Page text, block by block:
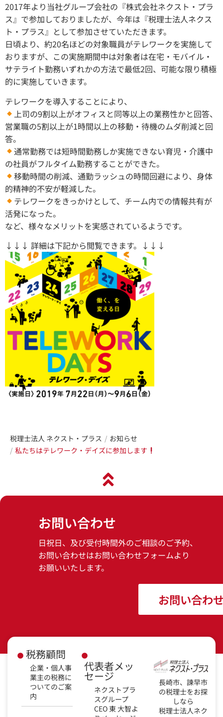
2017年より当社グループ会社の『株式会社ネクスト・プラ
ス』で参加しておりましたが、今年は『税理士法人ネクス
ト・プラス』として参加させていただきます。
日頃より、約20名ほどの対象職員がテレワークを実施して
おりますが、この実施期間中は対象者は在宅・モバイル・
サテライト勤務いずれかの方法で最低2回、可能な限り積極
的に実施していきます。
テレワークを導入することにより、
上司の9割以上がオフィスと同等以上の業務性かと回答、
営業職の5割以上が1時間以上の移動・待機のムダ削減と回
答。
通常勤務では短時間勤務しか実施できない育児・介護中
の社員がフルタイム勤務することができた。
移動時間の削減、通勤ラッシュの時間回避により、身体
的精神的不安が軽減した。
テレワークをきっかけとして、チーム内での情報共有が
活発になった。
など、様々なメリットを実感されているようです。
↓↓↓ 詳細は下記から閲覧できます。↓↓↓
税理士法人 ネクスト・プラス
お知らせ
私たちはテレワーク・デイズに参加します
お問い合わせ
日祝日、及び受付時間外のご相談のご予約、
お問い合わせはお問い合わせフォームより
お願いいたします。
お問い合わ
税務顧問
企業・個人事
業主の税務に
ついてのご案
内
代表者メッ
セージ
ネクストプラ
スグループ
CEO 東 大智よ
長崎市、諫早市
の税理士をお探
しなら
税理士法人ネク